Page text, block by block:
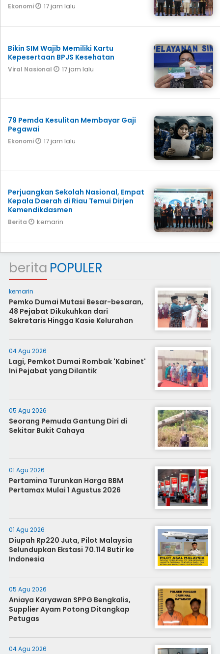
Ekonomi 17 jam lalu
Bikin SIM Wajib Memiliki Kartu
Kepesertaan BPJS Kesehatan
Viral Nasional 17 jam lalu
79 Pemda Kesulitan Membayar Gaji
Pegawai
Ekonomi 17 jam lalu
Perjuangkan Sekolah Nasional, Empat
Kepala Daerah di Riau Temui Dirjen
Kemendikdasmen
Berita kemarin
berita POPULER
kemarin
Pemko Dumai Mutasi Besar-besaran,
48 Pejabat Dikukuhkan dari
Sekretaris Hingga Kasie Kelurahan
04 Agu 2026
Lagi, Pemkot Dumai Rombak 'Kabinet'
Ini Pejabat yang Dilantik
05 Agu 2026
Seorang Pemuda Gantung Diri di
Sekitar Bukit Cahaya
01 Agu 2026
Pertamina Turunkan Harga BBM
Pertamax Mulai 1 Agustus 2026
01 Agu 2026
Diupah Rp220 Juta, Pilot Malaysia
Selundupkan Ekstasi 70.114 Butir ke
Indonesia
05 Agu 2026
Aniaya Karyawan SPPG Bengkalis,
Supplier Ayam Potong Ditangkap
Petugas
04 Agu 2026